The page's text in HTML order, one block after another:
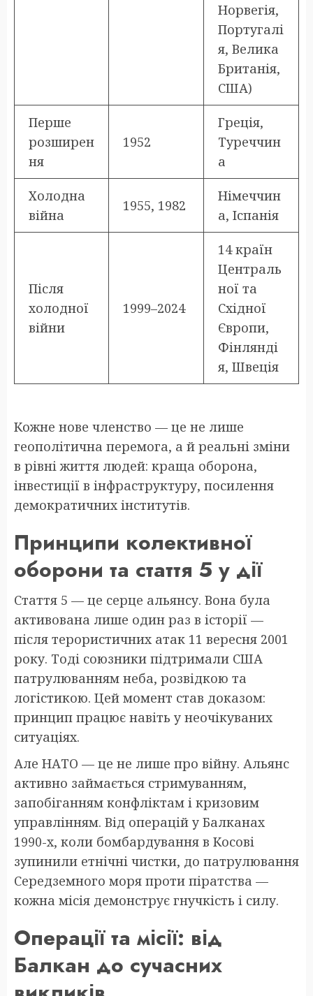
Норвегія,
Португалі
я, Велика
Британія,
США)
Перше
розширен
ня
1952
Греція,
Туреччин
а
Холодна
війна
1955, 1982
Німеччин
а, Іспанія
Після
холодної
війни
1999–2024
14 країн
Централь
ної та
Східної
Європи,
Фінлянді
я, Швеція
Кожне нове членство — це не лише
геополітична перемога, а й реальні зміни
в рівні життя людей: краща оборона,
інвестиції в інфраструктуру, посилення
демократичних інститутів.
Принципи колективної
оборони та стаття 5 у дії
Стаття 5 — це серце альянсу. Вона була
активована лише один раз в історії —
після терористичних атак 11 вересня 2001
року. Тоді союзники підтримали США
патрулюванням неба, розвідкою та
логістикою. Цей момент став доказом:
принцип працює навіть у неочікуваних
ситуаціях.
Але НАТО — це не лише про війну. Альянс
активно займається стримуванням,
запобіганням конфліктам і кризовим
управлінням. Від операцій у Балканах
1990-х, коли бомбардування в Косові
зупинили етнічні чистки, до патрулювання
Середземного моря проти піратства —
кожна місія демонструє гнучкість і силу.
Операції та місії: від
Балкан до сучасних